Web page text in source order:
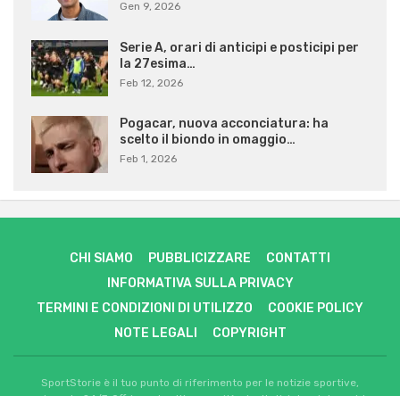
Gen 9, 2026
Serie A, orari di anticipi e posticipi per
la 27esima…
Feb 12, 2026
Pogacar, nuova acconciatura: ha
scelto il biondo in omaggio…
Feb 1, 2026
CHI SIAMO PUBBLICIZZARE
CONTATTI
INFORMATIVA SULLA PRIVACY
TERMINI E CONDIZIONI DI UTILIZZO
COOKIE POLICY
NOTE LEGALI
COPYRIGHT
SportStorie è il tuo punto di riferimento per le notizie sportive,